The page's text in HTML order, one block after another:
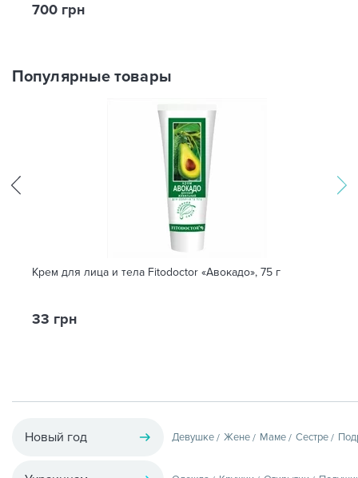
700 грн
Популярные товары
Крем для лица и тела Fitodoctor «Авокадо», 75 г
33 грн
Новый год Девушке Жене Маме Сестре